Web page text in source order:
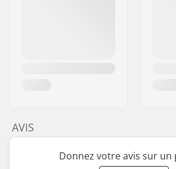
AVIS
Donnez votre avis sur